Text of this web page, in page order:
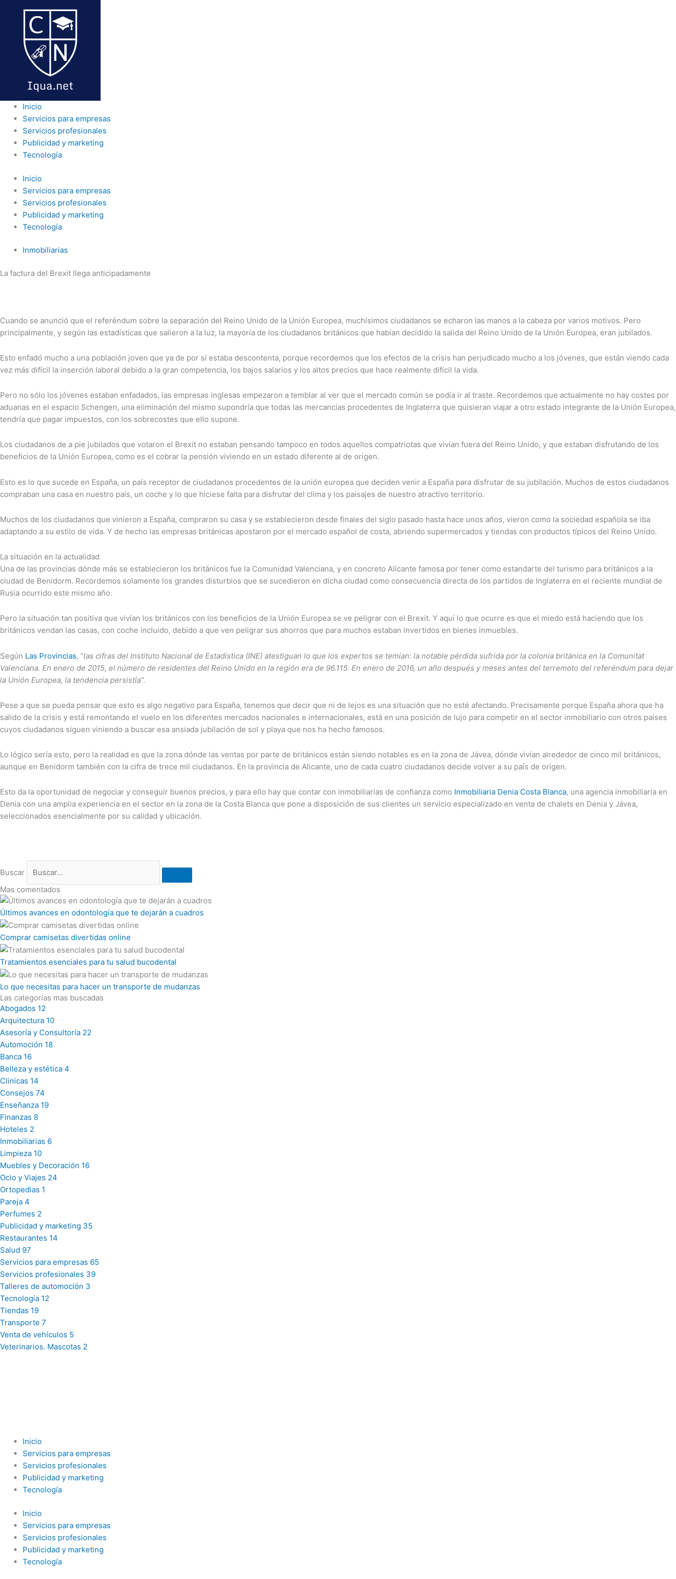
contenido
Inicio
Servicios para empresas
Servicios profesionales
Publicidad y marketing
Tecnología
Inicio
Servicios para empresas
Servicios profesionales
Publicidad y marketing
Tecnología
Inmobiliarias
La factura del Brexit llega anticipadamente
Cuando se anunció que el referéndum sobre la separación del Reino Unido de la Unión Europea, muchísimos ciudadanos se echaron las manos a la cabeza por varios motivos. Pero
principalmente, y según las estadísticas que salieron a la luz, la mayoría de los ciudadanos británicos que habían decidido la salida del Reino Unido de la Unión Europea, eran jubilados.
Esto enfadó mucho a una población joven que ya de por sí estaba descontenta, porque recordemos que los efectos de la crisis han perjudicado mucho a los jóvenes, que están viendo cada
vez más difícil la inserción laboral debido a la gran competencia, los bajos salarios y los altos precios que hace realmente difícil la vida.
Pero no sólo los jóvenes estaban enfadados, las empresas inglesas empezaron a temblar al ver que el mercado común se podía ir al traste. Recordemos que actualmente no hay costes por
aduanas en el espacio Schengen, una eliminación del mismo supondría que todas las mercancías procedentes de Inglaterra que quisieran viajar a otro estado integrante de la Unión Europea,
tendría que pagar impuestos, con los sobrecostes que ello supone.
Los ciudadanos de a pie jubilados que votaron el Brexit no estaban pensando tampoco en todos aquellos compatriotas que vivían fuera del Reino Unido, y que estaban disfrutando de los
beneficios de la Unión Europea, como es el cobrar la pensión viviendo en un estado diferente al de origen.
Esto es lo que sucede en España, un país receptor de ciudadanos procedentes de la unión europea que deciden venir a España para disfrutar de su jubilación. Muchos de estos ciudadanos
compraban una casa en nuestro país, un coche y lo que hiciese falta para disfrutar del clima y los paisajes de nuestro atractivo territorio.
Muchos de los ciudadanos que vinieron a España, compraron su casa y se establecieron desde finales del siglo pasado hasta hace unos años, vieron como la sociedad española se iba
adaptando a su estilo de vida. Y de hecho las empresas británicas apostaron por el mercado español de costa, abriendo supermercados y tiendas con productos típicos del Reino Unido.
La situación en la actualidad
Una de las provincias dónde más se establecieron los británicos fue la Comunidad Valenciana, y en concreto Alicante famosa por tener como estandarte del turismo para británicos a la
ciudad de Benidorm. Recordemos solamente los grandes disturbios que se sucedieron en dicha ciudad como consecuencia directa de los partidos de Inglaterra en el reciente mundial de
Rusia ocurrido este mismo año.
Pero la situación tan positiva que vivían los británicos con los beneficios de la Unión Europea se ve peligrar con el Brexit. Y aquí lo que ocurre es que el miedo está haciendo que los
británicos vendan las casas, con coche incluido, debido a que ven peligrar sus ahorros que para muchos estaban invertidos en bienes inmuebles.
Según Las Provincias, “las cifras del Instituto Nacional de Estadística (INE) atestiguan lo que los expertos se temían: la notable pérdida sufrida por la colonia británica en la Comunitat
Valenciana. En enero de 2015, el número de residentes del Reino Unido en la región era de 96.115. En enero de 2016, un año después y meses antes del terremoto del referéndum para dejar
la Unión Europea, la tendencia persistía”.
Pese a que se pueda pensar que esto es algo negativo para España, tenemos que decir que ni de lejos es una situación que no esté afectando. Precisamente porque España ahora que ha
salido de la crisis y está remontando el vuelo en los diferentes mercados nacionales e internacionales, está en una posición de lujo para competir en el sector inmobiliario con otros países
cuyos ciudadanos siguen viniendo a buscar esa ansiada jubilación de sol y playa que nos ha hecho famosos.
Lo lógico sería esto, pero la realidad es que la zona dónde las ventas por parte de británicos están siendo notables es en la zona de Jávea, dónde vivían alrededor de cinco mil británicos,
aunque en Benidorm también con la cifra de trece mil ciudadanos. En la provincia de Alicante, uno de cada cuatro ciudadanos decide volver a su país de origen.
Esto da la oportunidad de negociar y conseguir buenos precios, y para ello hay que contar con inmobiliarias de confianza como Inmobiliaria Denia Costa Blanca, una agencia inmobiliaria en
Denia con una amplia experiencia en el sector en la zona de la Costa Blanca que pone a disposición de sus clientes un servicio especializado en venta de chalets en Denia y Jávea,
seleccionados esencialmente por su calidad y ubicación.
Buscar
Mas comentados
Últimos avances en odontología que te dejarán a cuadros
Comprar camisetas divertidas online
Tratamientos esenciales para tu salud bucodental
Lo que necesitas para hacer un transporte de mudanzas
Las categorias mas buscadas
Abogados 12
Arquitectura 10
Asesoría y Consultoría 22
Automoción 18
Banca 16
Belleza y estética 4
Clinicas 14
Consejos 74
Enseñanza 19
Finanzas 8
Hoteles 2
Inmobiliarias 6
Limpieza 10
Muebles y Decoración 16
Ocio y Viajes 24
Ortopedias 1
Pareja 4
Perfumes 2
Publicidad y marketing 35
Restaurantes 14
Salud 97
Servicios para empresas 65
Servicios profesionales 39
Talleres de automoción 3
Tecnología 12
Tiendas 19
Transporte 7
Venta de vehículos 5
Veterinarios. Mascotas 2
Inicio
Servicios para empresas
Servicios profesionales
Publicidad y marketing
Tecnología
Inicio
Servicios para empresas
Servicios profesionales
Publicidad y marketing
Tecnología